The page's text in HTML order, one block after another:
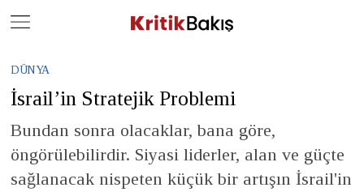
DÜNYA
İsrail’in Stratejik Problemi
Bundan sonra olacaklar, bana göre,
öngörülebilirdir. Siyasi liderler, alan ve güçte
sağlanacak nispeten küçük bir artışın İsrail'in